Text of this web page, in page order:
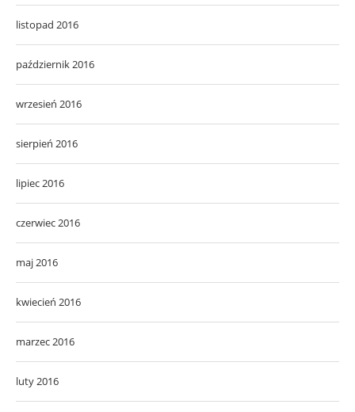
listopad 2016
październik 2016
wrzesień 2016
sierpień 2016
lipiec 2016
czerwiec 2016
maj 2016
kwiecień 2016
marzec 2016
luty 2016